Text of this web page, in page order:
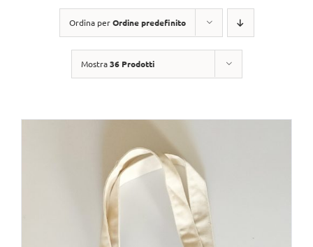
Ordina perOrdine predefinito
Mostra36 Prodotti